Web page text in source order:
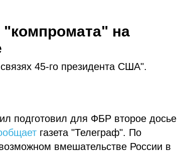
"компромата" на
45-го президента США".
подготовил для ФБР второе досье
газета "Телеграф". По
вмешательстве России в